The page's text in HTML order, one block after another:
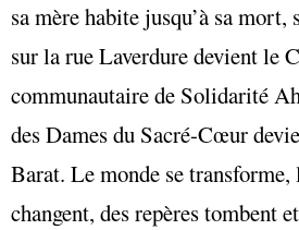
sa mère habite jusqu’à sa
sur la rue Laverdure devient le
communautaire de Solidarité
des Dames du Sacré-Cœur
Barat. Le monde se
changent, des repères tombent